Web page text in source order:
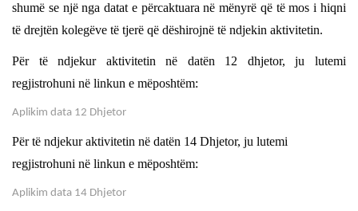
shumë se një nga datat e përcaktuara në mënyrë që të mos i hiqni
të drejtën kolegëve të tjerë që dëshirojnë të ndjekin aktivitetin.
Për të ndjekur aktivitetin në datën 12 dhjetor, ju lutemi
regjistrohuni në linkun e mëposhtëm:
Aplikim data 12 Dhjetor
Për të ndjekur aktivitetin në datën 14 Dhjetor, ju lutemi
regjistrohuni në linkun e mëposhtëm:
Aplikim data 14 Dhjetor